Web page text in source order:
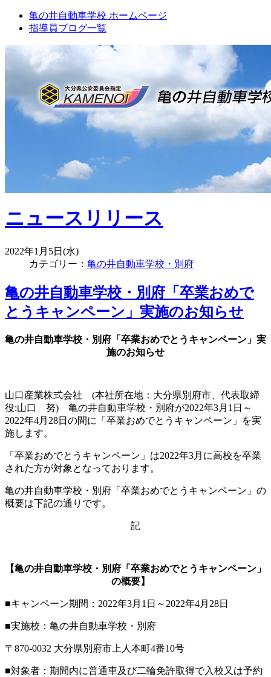
亀の井自動車学校 ホームページ
指導員ブログ一覧
ニュースリリース
2022年1月5日(水)
カテゴリー： 亀の井自動車学校・別府
亀の井自動車学校・別府「卒業おめで
とうキャンペーン」実施のお知らせ
亀の井自動車学校・別府「卒業おめでとうキャンペーン」実
施のお知らせ
山口産業株式会社 (本社所在地：大分県別府市、代表取締
役:山口 努) 亀の井自動車学校・別府が2022年3月1日～
2022年4月28日の間に「卒業おめでとうキャンペーン」を実
施します。
「卒業おめでとうキャンペーン」は2022年3月に高校を卒業
された方が対象となっております。
亀の井自動車学校・別府「卒業おめでとうキャンペーン」の
概要は下記の通りです。
記
【亀の井自動車学校・別府「卒業おめでとうキャンペーン」
の概要】
■キャンペーン期間：2022年3月1日～2022年4月28日
■実施校：亀の井自動車学校・別府
〒870-0032 大分県別府市上人本町4番10号
■対象者：期間内に普通車及び二輪免許取得で入校又は予約